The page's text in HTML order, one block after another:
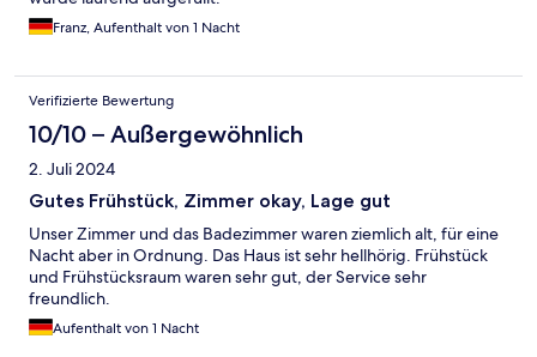
Franz, Aufenthalt von 1 Nacht
Verifizierte Bewertung
10/10 – Außergewöhnlich
2. Juli 2024
Gutes Frühstück, Zimmer okay, Lage gut
Unser Zimmer und das Badezimmer waren ziemlich alt, für eine
Nacht aber in Ordnung. Das Haus ist sehr hellhörig. Frühstück
und Frühstücksraum waren sehr gut, der Service sehr
freundlich.
Aufenthalt von 1 Nacht